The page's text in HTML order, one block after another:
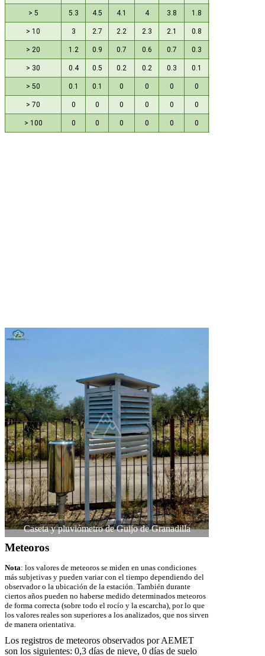
> 5 5.3 4.5 4.1 4 3.8 1.8
> 10 3 2.7 2.2 2.3 2.1 0.8
> 20 1.2 0.9 0.7 0.6 0.7 0.3
> 30 0.4 0.5 0.2 0.2 0.3 0.1
> 50 0.1 0.1 0 0 0 0
> 70 0 0 0 0 0 0
> 100 0 0 0 0 0 0
Caseta y pluviómetro de Guijo de Granadilla
Meteoros
Nota: los valores de meteoros se miden en unas condiciones
más subjetivas y pueden variar con el tiempo dependiendo del
observador o la ubicación de la estación. También durante
ciertos años pueden no haberse medido determinados meteoros
de forma correcta (sobre todo el rocío y la escarcha), por lo que
los valores reales son superiores a los analizados, que nos sirven
de manera orientativa.
Los registros de meteoros observados por AEMET
son los siguientes: 0,3 días de nieve, 0 días de suelo